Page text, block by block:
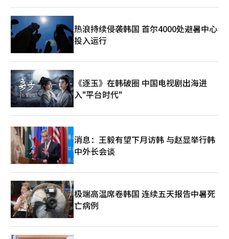
入争议。2023年推出的‘日清炒面U.F.O.炒面韩国风甜辣卡尔
波’因其粉色包装和产品概念与三养食品的‘卡尔波火鸡炒面’相
似而受到指责。尽管是日本产品，但在产品名称中直接使用了‘炒
面’这一韩文表达也引起了关注。 业界认为，这种现象的出现与
以辛拉面和火鸡炒面为中心的K-拉面的热销有关。根据农林畜产食
品部的数据，去年K-食品的出口额（初步）同比增长5.1%，达到
1362亿美元，创历史新高。其中，拉面（152.1亿美元）的出口额
增长21.9%，首次突破150亿美元。今年的增长势头也很强劲，第
一季度拉面出口额为43.5亿美元（约650亿元），同比增长
26.4%。 “规避法律，盗用形象”……面临品牌损害的食品行业
和‘KOREA’的标识本身成为提升产品竞争力的因素。 然而，随
着地位的提升，品牌损害的担忧也在加剧。三养食品表示，火鸡炒
面品牌在全球范围内受到欢迎，模仿产品也迅速增加。过去，多是
直接抄袭商标或角色，而最近则演变为巧妙规避法律的形式。 三
组合或包装构成等‘商业外观’元素，导致消费者混淆，”并表
示：“只稍微改变吉祥物角色的细节，或插入‘韩国式辛辣味’等
字样，使其看起来像正品。” 农心的相关人士表示：“以前多是
直接抄袭产品名称，现在则是巧妙模仿设计、颜色和氛围，”并表
示：“并不是直接复制商标，而是仅仅借用设计的‘感觉’，因此
法律应对变得更加复杂。” 业界通过当地的分销网络和消费者举
报监测类似产品，同时进行警告信的发送和行政措施等法律应对。
热浪持续侵袭韩国 首尔4000处避暑中心
投入运行
《逐玉》在韩破圈 中国电视剧出海进
入"平台时代"
消息：王毅有望下月访韩 与赵显举行韩
中外长会谈
极端高温席卷韩国 连续五天报告中暑死
亡病例